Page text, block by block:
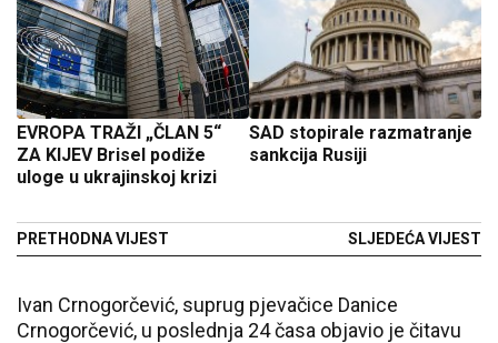
EVROPA TRAŽI „ČLAN 5“
ZA KIJEV Brisel podiže
uloge u ukrajinskoj krizi
PRETHODNA VIJEST
SAD stopirale razmatranje
sankcija Rusiji
SLJEDEĆA VIJEST
Ivan Crnogorčević, suprug pjevačice Danice
Crnogorčević, u poslednja 24 časa objavio je čitavu